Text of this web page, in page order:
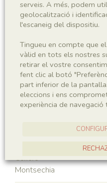
MNHN 17786b
Taxonomia
Regne
Plantae
Subphyllum
Angiospermae
Génere
Montsechia
serveis. A més, podem
geolocalització i
l'escaneig del dispositiu.
Tingueu en compte que
vàlid en tots els nostres
retirar el vostre
fent clic al botó
part inferior de la
eleccions i ens
experiència de navegació